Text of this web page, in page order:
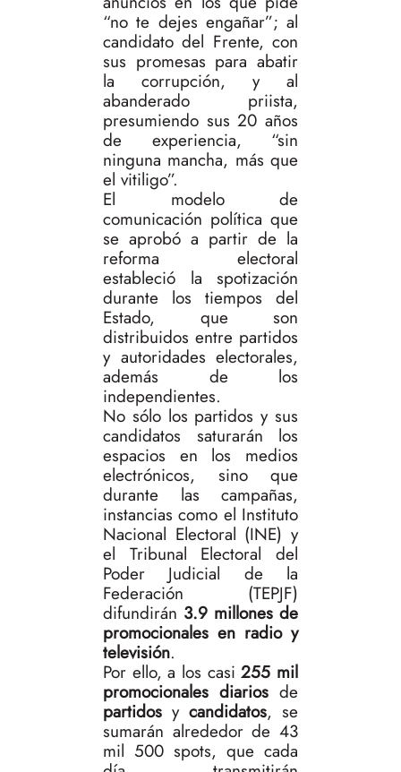
“no te dejes engañar”; al
candidato del Frente, con
sus promesas para abatir
la corrupción, y al
abanderado priista,
presumiendo sus 20 años
de experiencia, “sin
ninguna mancha, más que
el vitiligo”.
El modelo de
comunicación política que
se aprobó a partir de la
reforma electoral
estableció la spotización
durante los tiempos del
Estado, que son
distribuidos entre partidos
y autoridades electorales,
además de los
independientes.
No sólo los partidos y sus
candidatos saturarán los
espacios en los medios
electrónicos, sino que
durante las campañas,
instancias como el Instituto
Nacional Electoral (INE) y
el Tribunal Electoral del
Poder Judicial de la
Federación (TEPJF)
difundirán 3.9 millones de
promocionales en radio y
televisión.
Por ello, a los casi255 mil
promocionales diarios de
partidos y candidatos, se
sumarán alrededor de 43
mil 500 spots, que cada